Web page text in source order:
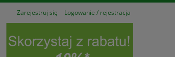
Zarejestruj się Logowanie / rejestracja